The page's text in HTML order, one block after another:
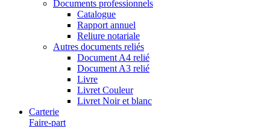
Documents professionnels
Catalogue
Rapport annuel
Reliure notariale
Autres documents reliés
Document A4 relié
Document A3 relié
Livre
Livret Couleur
Livret Noir et blanc
Carterie
Faire-part